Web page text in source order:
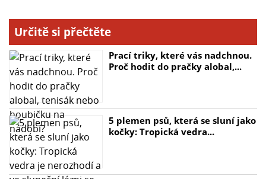
Určitě si přečtěte
Prací triky, které vás nadchnou.
Proč hodit do pračky alobal,...
5 plemen psů, která se sluní jako
kočky: Tropická vedra...